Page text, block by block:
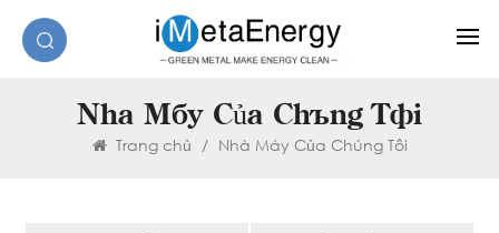
Nhà Máy Của Chúng Tôi
Trang chủ / Nhà Máy Của Chúng Tôi